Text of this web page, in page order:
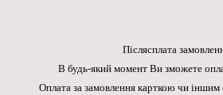
Післясплата
В будь-який момент Ви зможете
Оплата за замовлення карткою чи іншим